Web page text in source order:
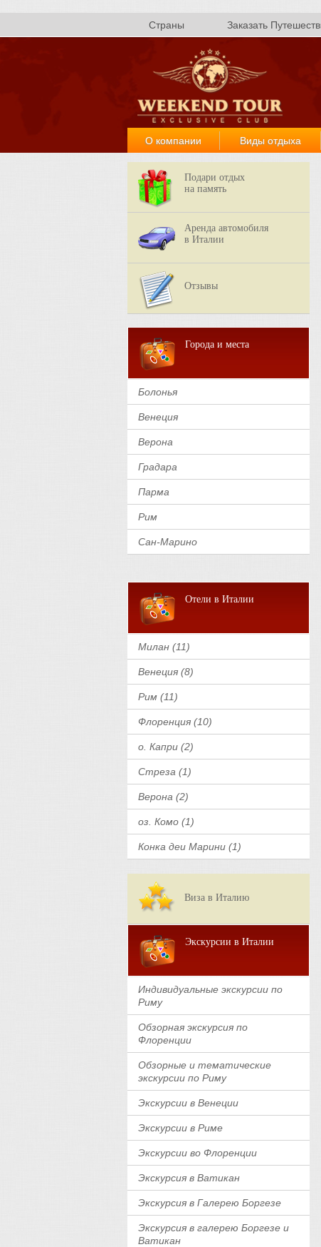
Страны Заказать
О компании Виды отдыха
Подари отдых
на память
Аренда автомобиля
в Италии
Отзывы
Города и места
Болонья
Венеция
Верона
Градара
Парма
Рим
Сан-Марино
Отели в Италии
Милан (11)
Венеция (8)
Рим (11)
Флоренция (10)
о. Капри (2)
Стреза (1)
Верона (2)
оз. Комо (1)
Конка деи Марини (1)
Виза в Италию
Экскурсии в Италии
Индивидуальные экскурсии по
Риму
Обзорная экскурсия по
Флоренции
Обзорные и тематические
экскурсии по Риму
Экскурсии в Венеции
Экскурсии в Риме
Экскурсии во Флоренции
Экскурсия в Ватикан
Экскурсия в Галерею Боргезе
Экскурсия в галерею Боргезе и
Ватикан